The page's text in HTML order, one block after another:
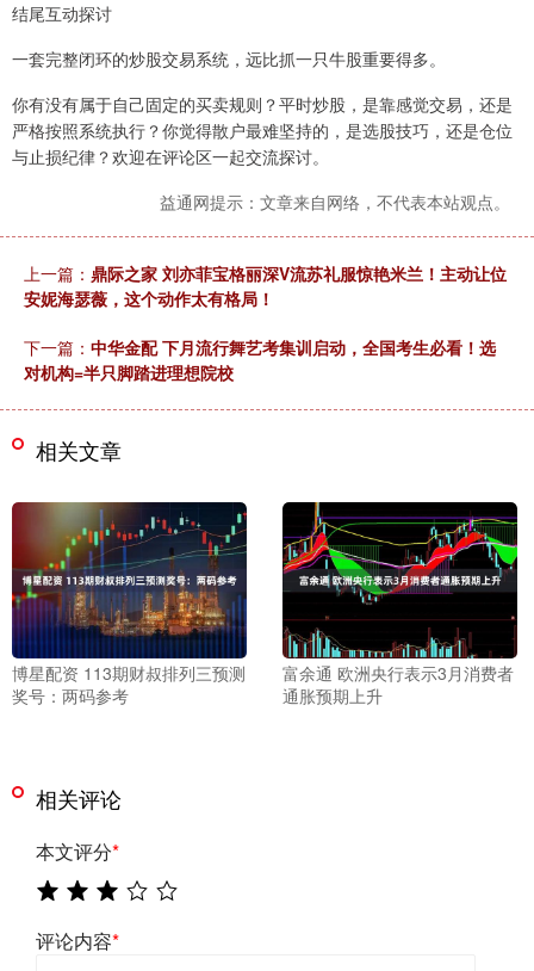
结尾互动探讨
一套完整闭环的炒股交易系统，远比抓一只牛股重要得多。
你有没有属于自己固定的买卖规则？平时炒股，是靠感觉交易，还是
严格按照系统执行？你觉得散户最难坚持的，是选股技巧，还是仓位
与止损纪律？欢迎在评论区一起交流探讨。
益通网提示：文章来自网络，不代表本站观点。
上一篇： 鼎际之家 刘亦菲宝格丽深V流苏礼服惊艳米兰！主动让位
安妮海瑟薇，这个动作太有格局！
下一篇： 中华金配 下月流行舞艺考集训启动，全国考生必看！选
对机构=半只脚踏进理想院校
相关文章
博星配资 113期财叔排列三预测
奖号：两码参考
富余通 欧洲央行表示3月消费者
通胀预期上升
相关评论
本文评分*
评论内容*